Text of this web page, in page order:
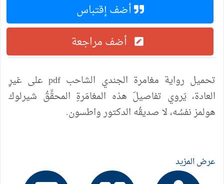
أضف إقتباس
أضف مراجعة
تحميل رواية مغامرة الجندي الشاحب pdf على غيرِ
العادة، يَروي تفاصيلَ هذه المغامَرةِ المحقِّقُ شيرلوك
هولمز نفسُه، لا صديقُه الدكتور واطسون.
عرض المزيد